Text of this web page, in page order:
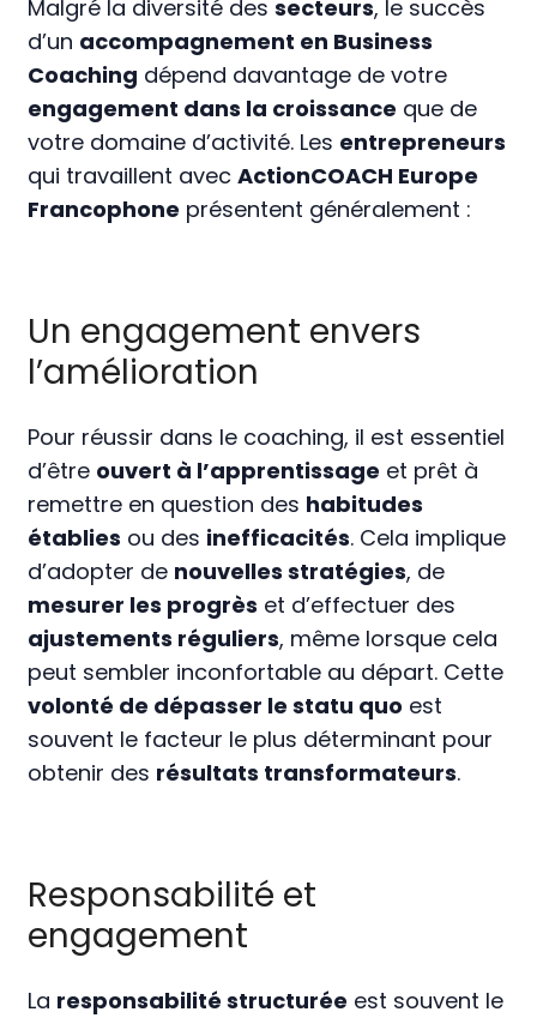
Malgré la diversité dessecteurs, le succès
d’un accompagnement en Business
Coaching dépend davantage de votre
engagement dans la croissance que de
votre domaine d’activité. Les entrepreneurs
qui travaillent avecActionCOACH Europe
Francophone présentent généralement :
Un engagement envers
l’amélioration
Pour réussir dans le coaching, il est essentiel
d’être ouvert à l’apprentissage et prêt à
remettre en question des habitudes
établies ou des inefficacités. Cela implique
d’adopter de nouvelles stratégies, de
mesurer les progrès et d’effectuer des
ajustements réguliers, même lorsque cela
peut sembler inconfortable au départ. Cette
volonté de dépasser le statu quo est
souvent le facteur le plus déterminant pour
obtenir des résultats transformateurs.
Responsabilité et
engagement
La responsabilité structurée est souvent le